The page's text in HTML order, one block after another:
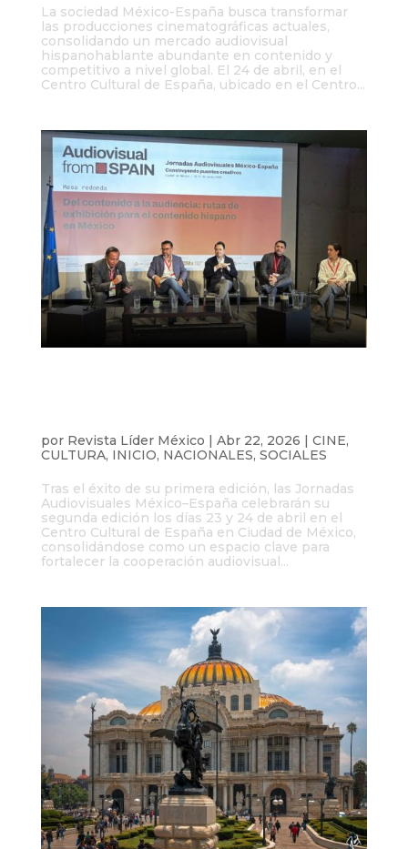
La sociedad México-España busca transformar
las producciones cinematográficas actuales,
consolidando un mercado audiovisual
hispanohablante abundante en contenido y
competitivo a nivel global. El 24 de abril, en el
Centro Cultural de España, ubicado en el Centro...
por Revista Líder México | Abr 22, 2026 | CINE,
CULTURA, INICIO, NACIONALES, SOCIALES
Tras el éxito de su primera edición, las Jornadas
Audiovisuales México–España celebrarán su
segunda edición los días 23 y 24 de abril en el
Centro Cultural de España en Ciudad de México,
consolidándose como un espacio clave para
fortalecer la cooperación audiovisual...